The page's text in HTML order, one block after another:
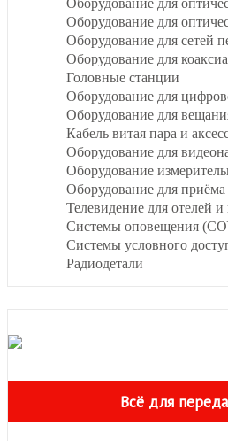
Оборудование для
Оборудование для
Оборудование для сетей
Оборудование для
Головные станции
Оборудование для
Оборудование для
Кабель витая пара и
Оборудование для
Оборудование
Оборудование для приёма
Телевидение для отелей и
Системы оповещения
Системы условного
Радиодетали
Всё для